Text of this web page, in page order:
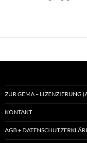
ZUR GEMA – LIZENZIERUNG
KONTAKT
AGB +